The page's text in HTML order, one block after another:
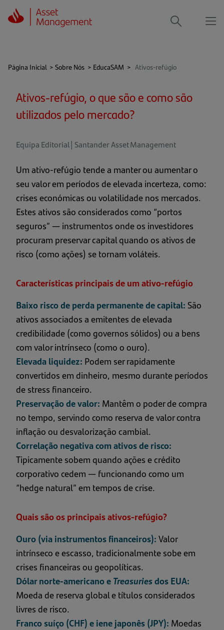
Página Inicial > Sobre Nós > EducaSAM > Ativos-refúgio
Ativos-refúgio, o que são e como são
utilizados pelo mercado?
Equipa Editorial | Santander Asset Management
Um ativo-refúgio tende a manter ou aumentar o
seu valor em períodos de elevada incerteza, como:
crises económicas ou volatilidade nos mercados.
Estes ativos são considerados como “portos
seguros” — instrumentos onde os investidores
procuram preservar capital quando os ativos de
risco (como ações) se tornam voláteis.
Características principais de um ativo-refúgio
Baixo risco de perda permanente de capital: São
ativos associados a emitentes de elevada
credibilidade (como governos sólidos) ou a bens
com valor intrínseco (como o ouro).
Elevada liquidez: Podem ser rapidamente
convertidos em dinheiro, mesmo durante períodos
de stress financeiro.
Preservação de valor: Mantêm o poder de compra
no tempo, servindo como reserva de valor contra
inflação ou desvalorização cambial.
Correlação negativa com ativos de risco:
Tipicamente sobem quando ações e crédito
corporativo cedem — funcionando como um
“hedge natural” em tempos de crise.
Quais são os principais ativos-refúgio?
Ouro (via instrumentos financeiros):Valor
intrínseco e escasso, tradicionalmente sobe em
crises financeiras ou geopolíticas.
Dólar norte-americano eTreasuriesdos EUA:
Moeda de reserva global e títulos considerados
livres de risco.
Franco suíço (CHF) e iene japonês (JPY): Moedas